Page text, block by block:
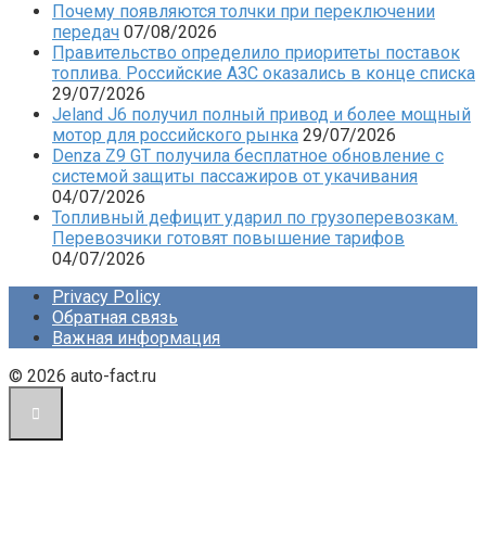
Почему появляются толчки при переключении
передач 07/08/2026
Правительство определило приоритеты поставок
топлива. Российские АЗС оказались в конце списка
29/07/2026
Jeland J6 получил полный привод и более мощный
мотор для российского рынка 29/07/2026
Denza Z9 GT получила бесплатное обновление с
системой защиты пассажиров от укачивания
04/07/2026
Топливный дефицит ударил по грузоперевозкам.
Перевозчики готовят повышение тарифов
04/07/2026
Privacy Policy
Обратная связь
Важная информация
© 2026 auto-fact.ru